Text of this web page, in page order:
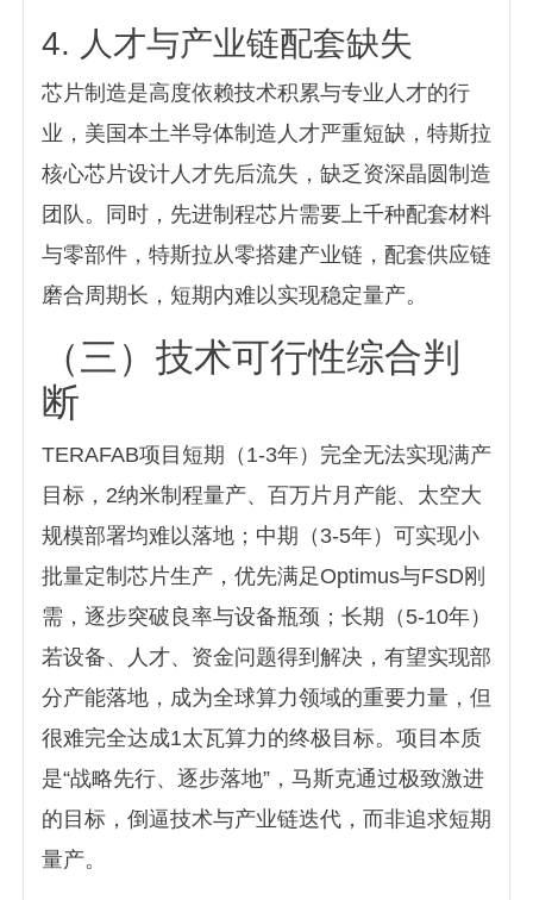
4. 人才与产业链配套缺失
芯片制造是高度依赖技术积累与专业人才的行
业，美国本土半导体制造人才严重短缺，特斯拉
核心芯片设计人才先后流失，缺乏资深晶圆制造
团队。同时，先进制程芯片需要上千种配套材料
与零部件，特斯拉从零搭建产业链，配套供应链
磨合周期长，短期内难以实现稳定量产。
（三）技术可行性综合判
断
TERAFAB项目短期（1-3年）完全无法实现满产
目标，2纳米制程量产、百万片月产能、太空大
规模部署均难以落地；中期（3-5年）可实现小
批量定制芯片生产，优先满足Optimus与FSD刚
需，逐步突破良率与设备瓶颈；长期（5-10年）
若设备、人才、资金问题得到解决，有望实现部
分产能落地，成为全球算力领域的重要力量，但
很难完全达成1太瓦算力的终极目标。项目本质
是“战略先行、逐步落地”，马斯克通过极致激进
的目标，倒逼技术与产业链迭代，而非追求短期
量产。